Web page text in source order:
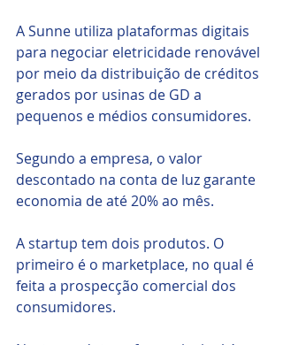
A Sunne utiliza plataformas digitais
para negociar eletricidade renovável
por meio da distribuição de créditos
gerados por usinas de GD a
pequenos e médios consumidores.
Segundo a empresa, o valor
descontado na conta de luz garante
economia de até 20% ao mês.
A startup tem dois produtos. O
primeiro é o marketplace, no qual é
feita a prospecção comercial dos
consumidores.